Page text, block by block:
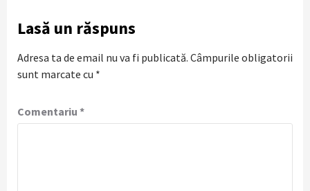
Lasă un răspuns
Adresa ta de email nu va fi publicată. Câmpurile obligatorii
sunt marcate cu *
Comentariu *